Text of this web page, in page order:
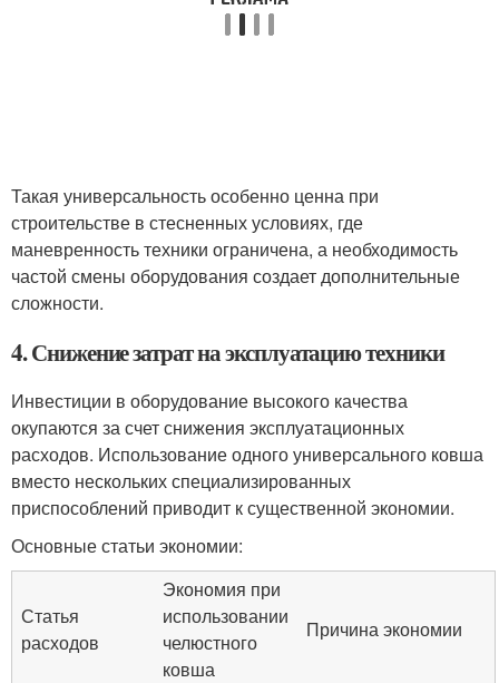
Такая универсальность особенно ценна при
строительстве в стесненных условиях, где
маневренность техники ограничена, а необходимость
частой смены оборудования создает дополнительные
сложности.
4. Снижение затрат на эксплуатацию техники
Инвестиции в оборудование высокого качества
окупаются за счет снижения эксплуатационных
расходов. Использование одного универсального ковша
вместо нескольких специализированных
приспособлений приводит к существенной экономии.
Основные статьи экономии:
Статья
расходов
Экономия при
использовании
челюстного
ковша
Причина экономии